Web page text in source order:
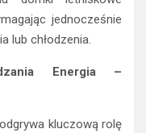
jednocześnie
lub chłodzenia.
Energia –
kluczową rolę